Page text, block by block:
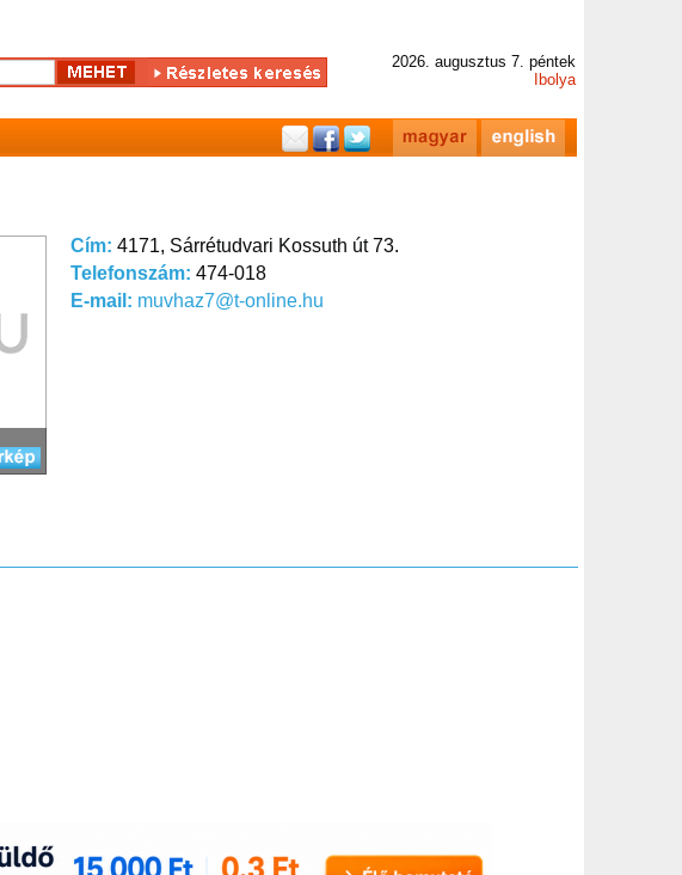
2026. augusztus 7. péntek
Ibolya
Cím: 4171, Sárrétudvari Kossuth út 73.
Telefonszám: 474-018
E-mail: muvhaz7@t-online.hu